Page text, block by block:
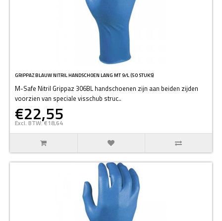
GRIPPAZ BLAUW NITRIL HANDSCHOEN LANG MT 9/L (50 STUKS)
M-Safe Nitril Grippaz 306BL handschoenen zijn aan beiden zijden
voorzien van speciale visschub struc..
€22,55
Excl. BTW: €18,64